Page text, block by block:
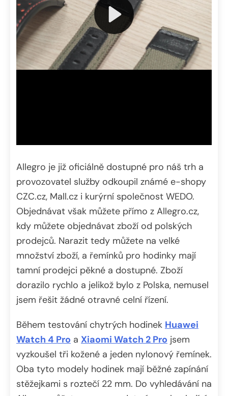
Allegro je již oficiálně dostupné pro náš trh a
provozovatel služby odkoupil známé e-shopy
CZC.cz, Mall.cz i kurýrní společnost WEDO.
Objednávat však můžete přímo z Allegro.cz,
kdy můžete objednávat zboží od polských
prodejců. Narazit tedy můžete na velké
množství zboží, a řemínků pro hodinky mají
tamní prodejci pěkné a dostupné. Zboží
dorazilo rychlo a jelikož bylo z Polska, nemusel
jsem řešit žádné otravné celní řízení.
Během testování chytrých hodinek Huawei
Watch 4 Pro a Xiaomi Watch 2 Pro jsem
vyzkoušel tři kožené a jeden nylonový řemínek.
Oba tyto modely hodinek mají běžné zapínání
stěžejkami s roztečí 22 mm. Do vyhledávání na